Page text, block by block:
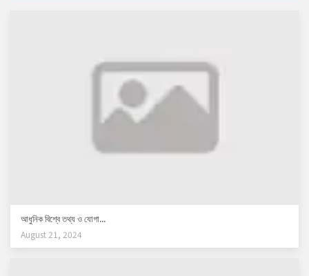
আধুনিক বিশ্বে তথ্য ও যোগা...
August 21, 2024